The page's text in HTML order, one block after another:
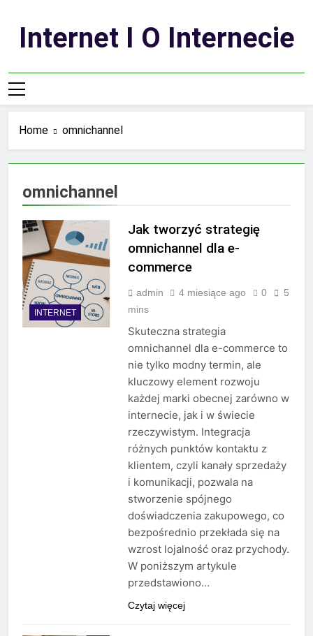
contentInternet I O Internecie
Home omnichannel
omnichannel
INTERNET
Jak tworzyć strategię
omnichannel dla e-
commerce
admin 4 miesiące ago 0
5
mins
Skuteczna strategia
omnichannel dla e-commerce to
nie tylko modny termin, ale
kluczowy element rozwoju
każdej marki obecnej zarówno w
internecie, jak i w świecie
rzeczywistym. Integracja
różnych punktów kontaktu z
klientem, czyli kanały sprzedaży
i komunikacji, pozwala na
stworzenie spójnego
doświadczenia zakupowego, co
bezpośrednio przekłada się na
wzrost lojalność oraz przychody.
W poniższym artykule
przedstawiono…
Czytaj więcej